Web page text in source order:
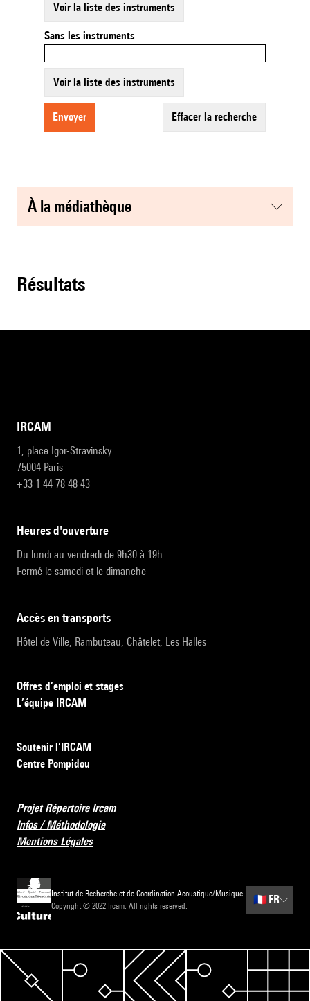
Voir la liste des instruments
Sans les instruments
Voir la liste des instruments
envoyer effacer la recherche
à la médiathèque
résultats
IRCAM
1, place Igor-Stravinsky
75004 Paris
+33 1 44 78 48 43
heures d'ouverture
Du lundi au vendredi de 9h30 à 19h
Fermé le samedi et le dimanche
accès en transports
Hôtel de Ville, Rambuteau, Châtelet, Les Halles
Offres d’emploi et stages
L’équipe IRCAM
Soutenir l’IRCAM
Centre Pompidou
Projet Répertoire Ircam
Infos / Méthodologie
Mentions Légales
Institut de Recherche et de Coordination Acoustique/Musique
Copyright © 2022 Ircam. All rights reserved.
🇫🇷 FR